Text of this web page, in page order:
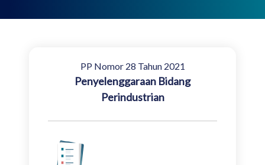
PP Nomor 28 Tahun 2021
Penyelenggaraan Bidang
Perindustrian